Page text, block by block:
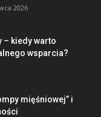
2026
– kiedy warto
wsparcia?
mięśniowej” i